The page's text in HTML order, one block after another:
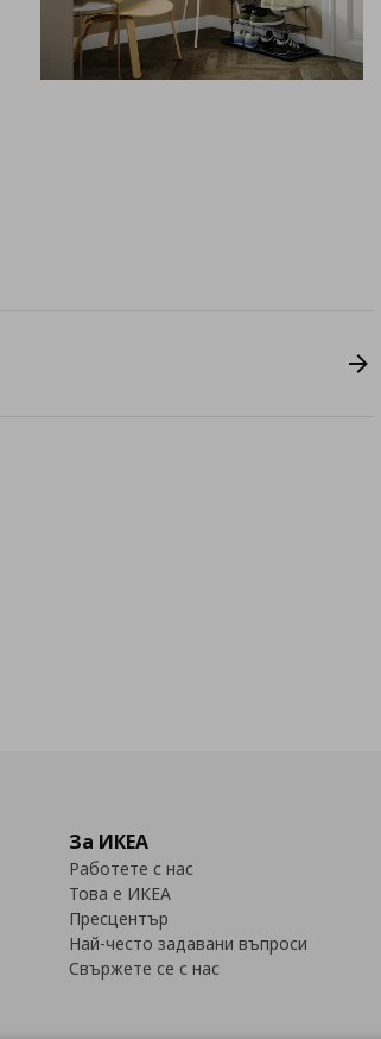
За ИКЕА
Работете с нас
Това е ИКЕА
Пресцентър
Най-често задавани въпроси
Свържете се с нас